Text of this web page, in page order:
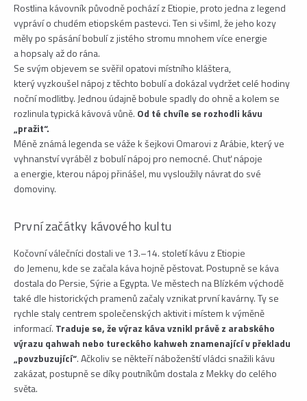
Rostlina kávovník původně pochází z Etiopie, proto jedna z legend
vypráví o chudém etiopském pastevci. Ten si všiml, že jeho kozy
měly po spásání bobulí z jistého stromu mnohem více energie
a hopsaly až do rána.
Se svým objevem se svěřil opatovi místního kláštera,
který vyzkoušel nápoj z těchto bobulí a dokázal vydržet celé hodiny
noční modlitby. Jednou údajně bobule spadly do ohně a kolem se
rozlinula typická kávová vůně. Od té chvíle se rozhodli kávu
„pražit“.
Méně známá legenda se váže k šejkovi Omarovi z Arábie, který ve
vyhnanství vyráběl z bobulí nápoj pro nemocné. Chuť nápoje
a energie, kterou nápoj přinášel, mu vysloužily návrat do své
domoviny.
První začátky kávového kultu
Kočovní válečníci dostali ve 13.–14. století kávu z Etiopie
do Jemenu, kde se začala káva hojně pěstovat. Postupně se káva
dostala do Persie, Sýrie a Egypta. Ve městech na Blízkém východě
také dle historických pramenů začaly vznikat první kavárny. Ty se
rychle staly centrem společenských aktivit i místem k výměně
informací. Traduje se, že výraz káva vznikl právě z arabského
výrazu qahwah nebo tureckého kahweh znamenající v překladu
„povzbuzující“. Ačkoliv se někteří náboženští vládci snažili kávu
zakázat, postupně se díky poutníkům dostala z Mekky do celého
světa.